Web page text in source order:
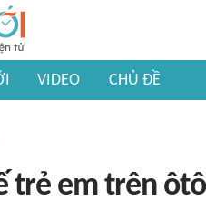
VIDEO CHỦ ĐỀ
trẻ em trên